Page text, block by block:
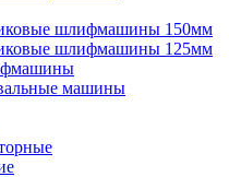
шлифмашины 150мм
шлифмашины 125мм
машины